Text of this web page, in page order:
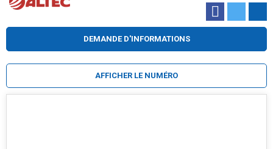
DEMANDE D'INFORMATIONS
AFFICHER LE NUMÉRO